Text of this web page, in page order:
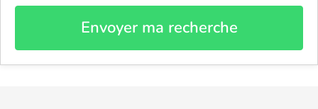
Envoyer ma recherche